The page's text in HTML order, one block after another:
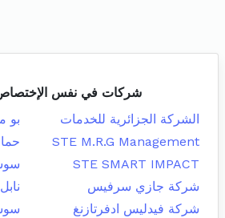
شركات في نفس
الشركة الجزائرية للخدمات
بو
STE M.R.G Management
STE SMART IMPACT
شركة جازي سرفيس
نابل
شركة فيدليس ادفرتازنغ